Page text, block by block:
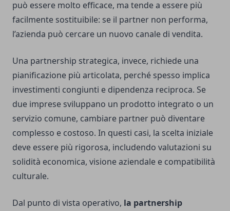
può essere molto efficace, ma tende a essere più
facilmente sostituibile: se il partner non performa,
l’azienda può cercare un nuovo canale di vendita.
Una partnership strategica, invece, richiede una
pianificazione più articolata, perché spesso implica
investimenti congiunti e dipendenza reciproca. Se
due imprese sviluppano un prodotto integrato o un
servizio comune, cambiare partner può diventare
complesso e costoso. In questi casi, la scelta iniziale
deve essere più rigorosa, includendo valutazioni su
solidità economica, visione aziendale e compatibilità
culturale.
Dal punto di vista operativo, la partnership